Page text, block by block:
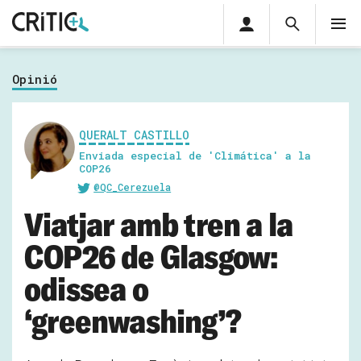
Cerca
Cerca
privada
Inicia sessió
Opinió
QUERALT CASTILLO
Enviada especial de 'Climática' a la
COP26
@QC_Cerezuela
Viatjar amb tren a la
COP26 de Glasgow:
odissea o
‘greenwashing’?